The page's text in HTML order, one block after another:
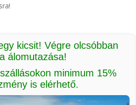
kicsit! Végre olcsóbban
álomutazása!
minimum 15%
is elérhető.